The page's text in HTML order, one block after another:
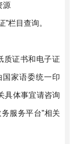
源
”栏目查询。
质证书和电子证
家语委统一印
具体事宜请咨询
服务平台”相关